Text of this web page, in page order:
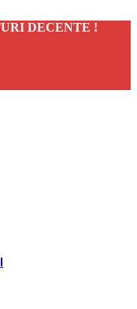
DECENTE !